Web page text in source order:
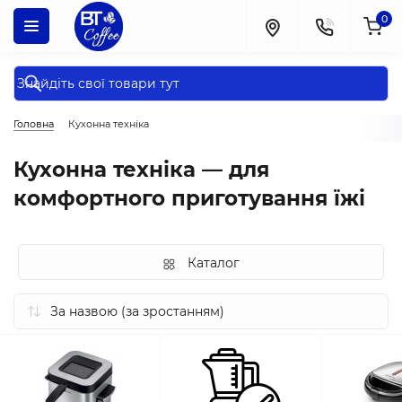
0
Головна Кухонна техніка
Кухонна техніка — для
комфортного приготування їжі
Каталог